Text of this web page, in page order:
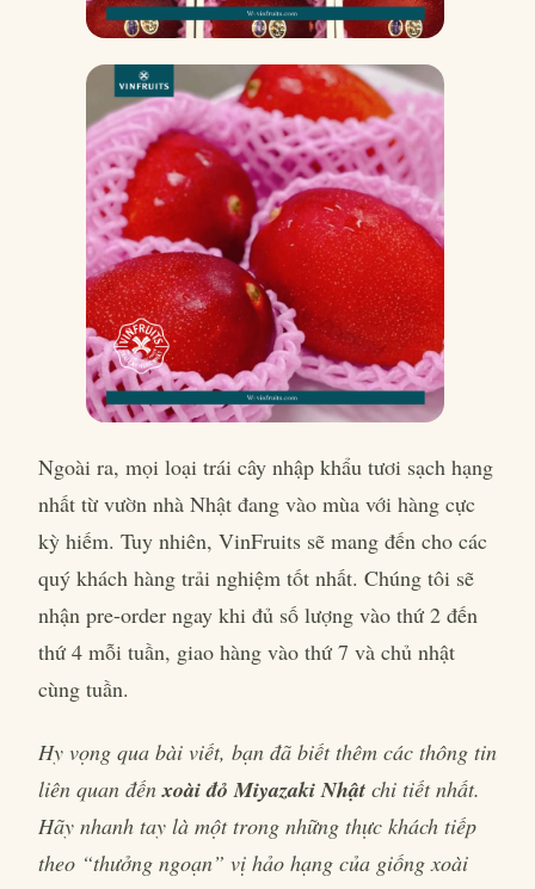
Ngoài ra, mọi loại trái cây nhập khẩu tươi sạch hạng
nhất từ vườn nhà Nhật đang vào mùa với hàng cực
kỳ hiếm. Tuy nhiên, VinFruits sẽ mang đến cho các
quý khách hàng trải nghiệm tốt nhất. Chúng tôi sẽ
nhận pre-order ngay khi đủ số lượng vào thứ 2 đến
thứ 4 mỗi tuần, giao hàng vào thứ 7 và chủ nhật
cùng tuần.
Hy vọng qua bài viết, bạn đã biết thêm các thông tin
liên quan đếnxoài đỏ Miyazaki Nhật chi tiết nhất.
Hãy nhanh tay là một trong những thực khách tiếp
theo “thưởng ngoạn” vị hảo hạng của giống xoài